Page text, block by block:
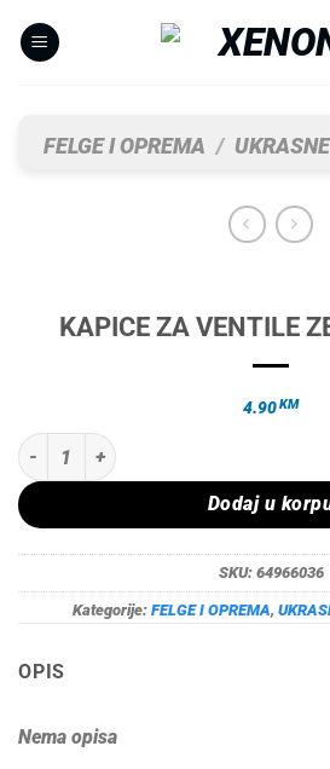
FELGE I OPREMA /
KAPICE ZA VENTILE
4.90KM
KAPICE ZA VENTILE ZELENE |8240|
Dodaj u
SKU: 64966036
Kategorije: FELGE I OPREMA,
OPIS
Nema opisa